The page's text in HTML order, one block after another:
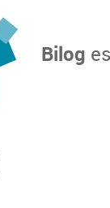
Bilog